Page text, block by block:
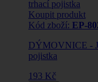
Koupit produkt
Kód zboží: EP-
DÝMOVNICE -
pojistka
193 Kč